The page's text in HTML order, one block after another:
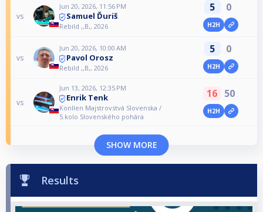
vs
Jun 20, 2026, 11:56 PM
Samuel Ďuriš
Rebild ,,B,, 2026
5 0
H2H
vs
Jun 20, 2026, 10:00 AM
Pavol Orosz
Rebild ,,B,, 2026
5 0
H2H
vs
Jun 13, 2026, 12:35 PM
Enrik Tenk
Konllen Majstrovstvá Slovenska /
5.kolo Slovenského pohára
16 50
H2H
SHOW MORE
Results